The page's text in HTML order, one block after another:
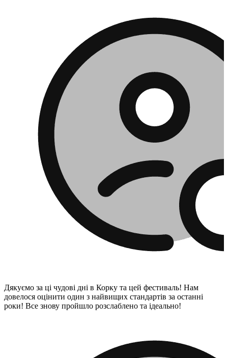
Дякуємо за ці чудові дні в Корку та цей фестиваль! Нам
довелося оцінити один з найвищих стандартів за останні
роки! Все знову пройшло розслаблено та ідеально!